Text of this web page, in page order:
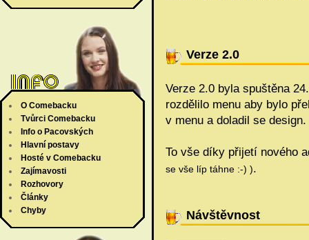
O Comebacku
Tvůrci Comebacku
Info o Pacovských
Hlavní postavy
Hosté v Comebacku
Zajímavosti
Rozhovory
Články
Chyby
Verze 2.0
Verze 2.0 byla spuštěna
rozdělilo menu aby bylo
v menu a doladil se design.
To vše díky přijetí nového
se vše líp táhne :-) ).
Návštěvnost